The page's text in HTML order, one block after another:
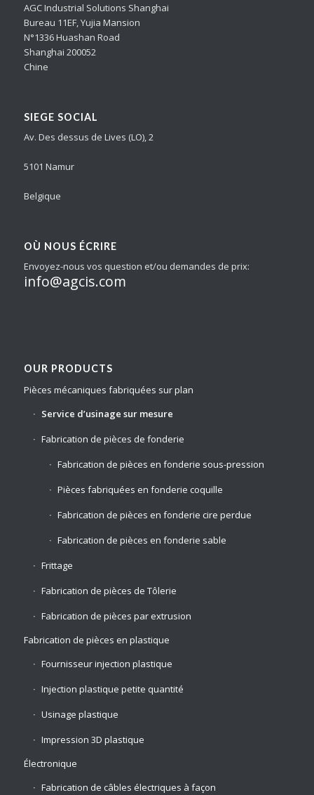
AGC Industrial Solutions Shanghai
Bureau 11EF, Yujia Mansion
N°1336 Huashan Road
Shanghai 200052
Chine
SIEGE SOCIAL
Av. Des dessus de Lives (LO), 2
5101 Namur
Belgique
OÙ NOUS ÉCRIRE
Envoyez-nous vos question et/ou demandes de prix:
info@agcis.com
OUR PRODUCTS
Pièces mécaniques fabriquées sur plan
Service d’usinage sur mesure
Fabrication de pièces de fonderie
Fabrication de pièces en fonderie sous-pression
Pièces fabriquées en fonderie coquille
Fabrication de pièces en fonderie cire perdue
Fabrication de pièces en fonderie sable
Frittage
Fabrication de pièces de Tôlerie
Fabrication de pièces par extrusion
Fabrication de pièces en plastique
Fournisseur injection plastique
Injection plastique petite quantité
Usinage plastique
Impression 3D plastique
Électronique
Fabrication de câbles électriques à façon